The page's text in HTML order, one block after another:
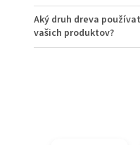
Aký druh dreva
vašich produktov?